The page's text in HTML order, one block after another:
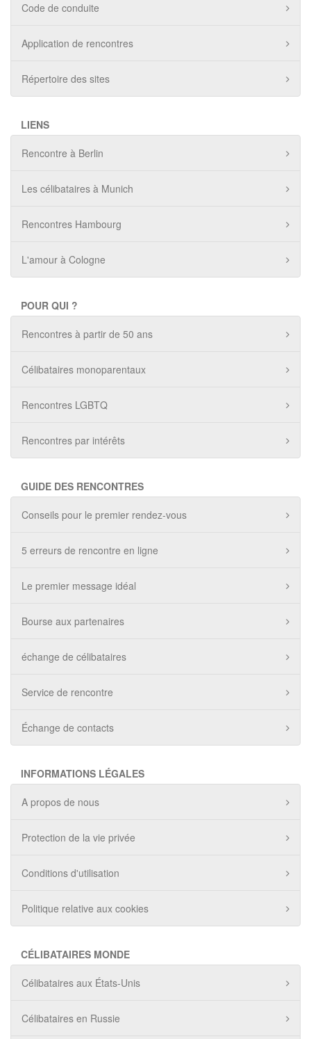
Code de conduite
Application de rencontres
Répertoire des sites
LIENS
Rencontre à Berlin
Les célibataires à Munich
Rencontres Hambourg
L'amour à Cologne
POUR QUI ?
Rencontres à partir de 50 ans
Célibataires monoparentaux
Rencontres LGBTQ
Rencontres par intérêts
GUIDE DES RENCONTRES
Conseils pour le premier rendez-vous
5 erreurs de rencontre en ligne
Le premier message idéal
Bourse aux partenaires
échange de célibataires
Service de rencontre
Échange de contacts
INFORMATIONS LÉGALES
A propos de nous
Protection de la vie privée
Conditions d'utilisation
Politique relative aux cookies
CÉLIBATAIRES MONDE
Célibataires aux États-Unis
Célibataires en Russie